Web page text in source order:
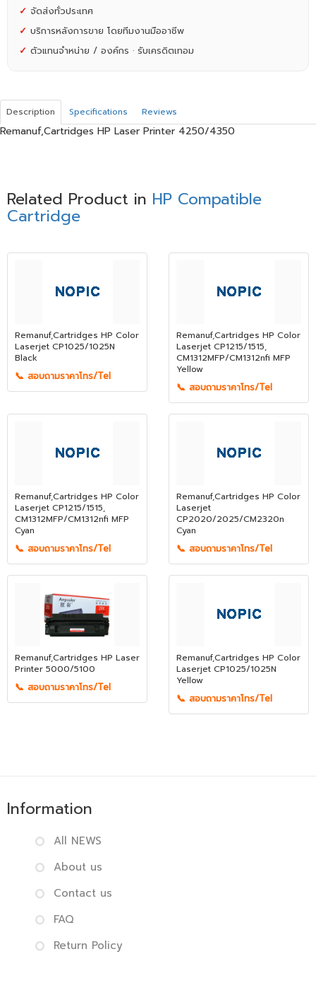
✓ จัดส่งทั่วประเทศ
✓ บริการหลังการขาย โดยทีมงานมืออาชีพ
✓ ตัวแทนจำหน่าย / องค์กร · รับเครดิตเทอม
Description Specifications Reviews
Remanuf,Cartridges HP Laser Printer 4250/4350
Related Product in HP Compatible
Cartridge
Remanuf,Cartridges HP Color
Laserjet CP1025/1025N
Black
📞 สอบถามราคาโทร/Tel
Remanuf,Cartridges HP Color
Laserjet CP1215/1515,
CM1312MFP/CM1312nfi MFP
Yellow
📞 สอบถามราคาโทร/Tel
Remanuf,Cartridges HP Color
Laserjet CP1215/1515,
CM1312MFP/CM1312nfi MFP
Cyan
📞 สอบถามราคาโทร/Tel
Remanuf,Cartridges HP Color
Laserjet
CP2020/2025/CM2320n
Cyan
📞 สอบถามราคาโทร/Tel
Remanuf,Cartridges HP Laser
Printer 5000/5100
📞 สอบถามราคาโทร/Tel
Remanuf,Cartridges HP Color
Laserjet CP1025/1025N
Yellow
📞 สอบถามราคาโทร/Tel
Information
All NEWS
About us
Contact us
FAQ
Return Policy